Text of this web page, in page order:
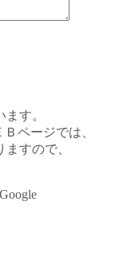
す。
ページでは、
すので、